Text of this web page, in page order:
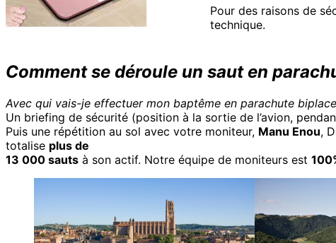
Pour des raisons de
technique.
Comment se déroule un saut en
Avec qui vais-je effectuer mon baptême en parachute
Un briefing de sécurité (position à la sortie de l’avion,
Puis une répétition au sol avec votre moniteur, Manu Enou,
totalise plus de
13 000 sauts à son actif. Notre équipe de moniteurs est